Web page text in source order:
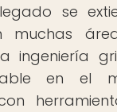
se
muchas
ingeniería
en el